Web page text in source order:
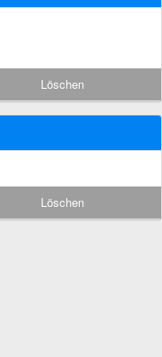
Löschen
Löschen